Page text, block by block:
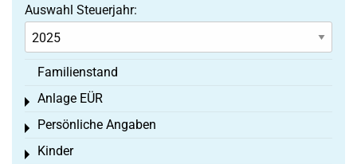
Auswahl Steuerjahr:
Familienstand
Anlage EÜR
Toggle menu
Persönliche Angaben
Toggle menu
Kinder
Toggle menu